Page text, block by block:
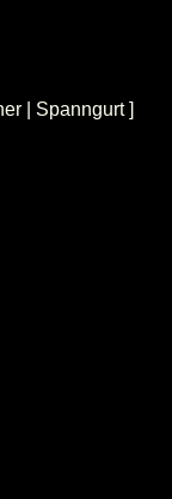
| Spanngurt ]